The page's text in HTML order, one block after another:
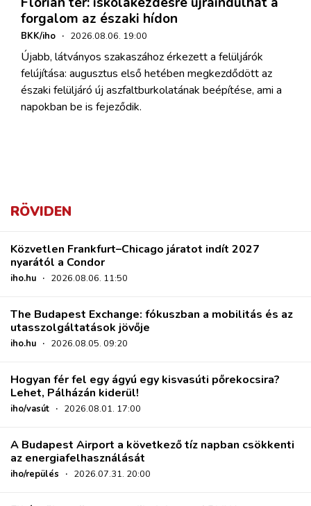
forgalom az északi hídon
BKK/iho · 2026.08.06. 19:00
Újabb, látványos szakaszához érkezett a felüljárók
felújítása: augusztus első hetében megkezdődött az
északi felüljáró új aszfaltburkolatának beépítése, ami a
napokban be is fejeződik.
RÖVIDEN
Közvetlen Frankfurt–Chicago járatot indít 2027
nyarától a Condor
iho.hu · 2026.08.06. 11:50
The Budapest Exchange: fókuszban a mobilitás és az
utasszolgáltatások jövője
iho.hu · 2026.08.05. 09:20
Hogyan fér fel egy ágyú egy kisvasúti pőrekocsira?
Lehet, Pálházán kiderül!
iho/vasút · 2026.08.01. 17:00
A Budapest Airport a következő tíz napban csökkenti
az energiafelhasználását
iho/repülés · 2026.07.31. 20:00